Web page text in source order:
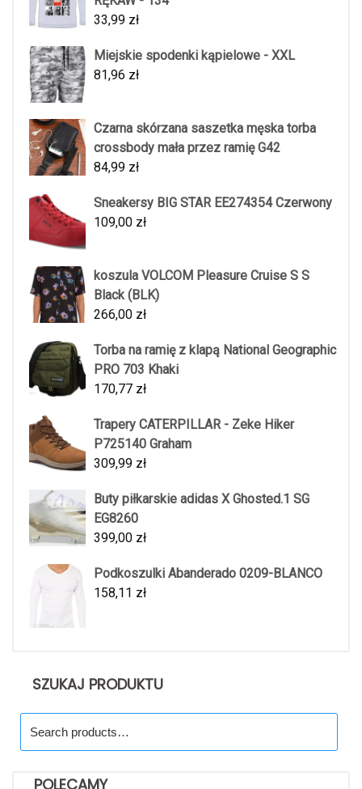
33,99 zł
Miejskie spodenki kąpielowe - XXL
81,96 zł
Czarna skórzana saszetka męska torba
crossbody mała przez ramię G42
84,99 zł
Sneakersy BIG STAR EE274354 Czerwony
109,00 zł
koszula VOLCOM Pleasure Cruise S S
Black (BLK)
266,00 zł
Torba na ramię z klapą National Geographic
PRO 703 Khaki
170,77 zł
Trapery CATERPILLAR - Zeke Hiker
P725140 Graham
309,99 zł
Buty piłkarskie adidas X Ghosted.1 SG
EG8260
399,00 zł
Podkoszulki Abanderado 0209-BLANCO
158,11 zł
SZUKAJ PRODUKTU
for:
POLECAMY